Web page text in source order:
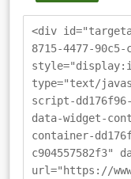
<div
8715-4477-90c5-
type="text/
script-dd176f96-
data-widget-
container-
c904557582f3"
url="https://